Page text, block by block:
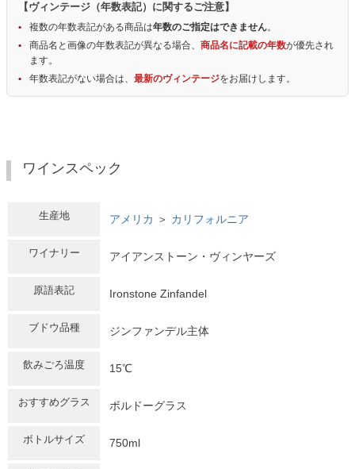
【ヴィンテージ（年数表記）に関するご注意】
複数の年数表記がある商品は年数のご指定はできません。
商品名と画像の年数表記が異なる場合、 商品名に記載の年数が優先され
ます。
年数表記がない場合は、 最新のヴィンテージをお届けします。
ワインスペック
生産地 アメリカ ＞ カリフォルニア
ワイナリー アイアンストーン・ヴィンヤーズ
原語表記 Ironstone Zinfandel
ブドウ品種 ジンファンデル主体
飲みごろ温度 15℃
おすすめグラス ボルドーグラス
ボトルサイズ 750ml